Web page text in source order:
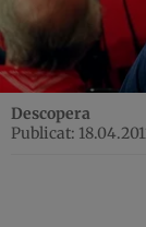
Descopera
Publicat: